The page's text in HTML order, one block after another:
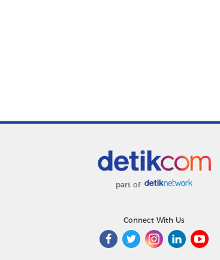
part of
Connect With Us